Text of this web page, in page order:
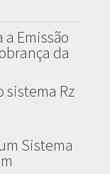
Emissão
da
sistema Rz
Sistema